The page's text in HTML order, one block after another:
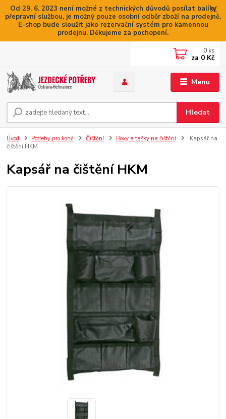
Od 29. 6. 2023 není možné z technických důvodů posílat balíky
přepravní službou, je možný pouze osobní odběr zboží na prodejně.
E-shop bude sloužit jako rezervační systém pro kamennou
prodejnu. Děkujeme za pochopení.
Menu
Hledat
0 ks
za 0 Kč
Úvod Potřeby pro koně Čištění Boxy a tašky na čištění
Kapsář na
čištění HKM
Kapsář na čištění HKM